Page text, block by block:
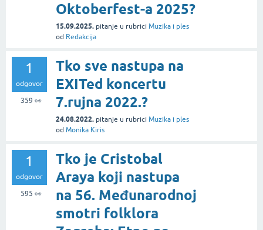
Oktoberfest-a 2025?
15.09.2025. pitanje u rubrici Muzika i ples
od Redakcija
1
odgovor
359 👀
Tko sve nastupa na
EXITed koncertu
7.rujna 2022.?
24.08.2022. pitanje u rubrici Muzika i ples
od Monika Kiris
1
odgovor
595 👀
Tko je Cristobal
Araya koji nastupa
na 56. Međunarodnoj
smotri folklora